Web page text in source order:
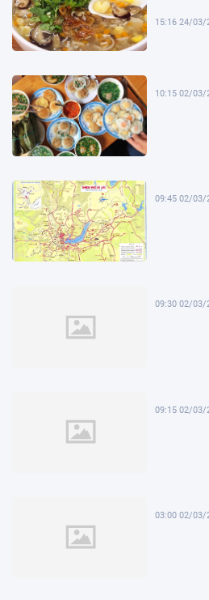
15:16 24/03/
10:15 02/03/
09:45 02/03/
09:30 02/03/
09:15 02/03/
03:00 02/03/